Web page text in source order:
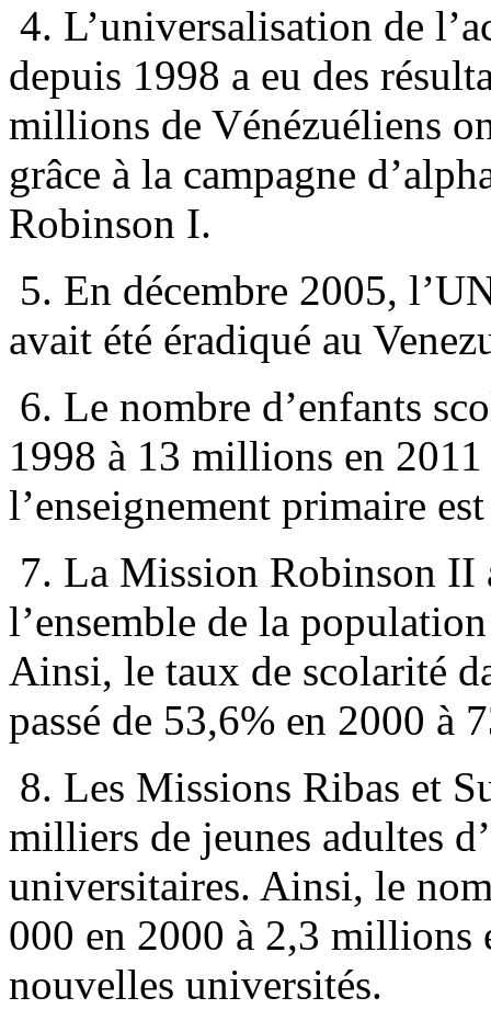
4. L’universalisation de
depuis 1998 a eu des
millions de Vénézuéliens
grâce à la campagne
Robinson I.
5. En décembre 2005,
avait été éradiqué au
6. Le nombre d’enfants
1998 à 13 millions en
l’enseignement primaire
7. La Mission Robinson II
l’ensemble de la
Ainsi, le taux de scolarité
passé de 53,6% en 2000 à
8. Les Missions Ribas et
milliers de jeunes adultes
universitaires. Ainsi, le
000 en 2000 à 2,3 millions
nouvelles universités.